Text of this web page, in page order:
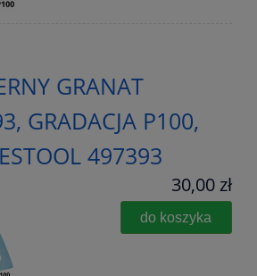
GRANAT
GRADACJA P100,
497393
30,00 zł
do koszyka